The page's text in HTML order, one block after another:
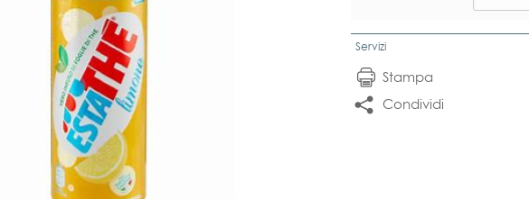
Servizi
Stampa
Condividi